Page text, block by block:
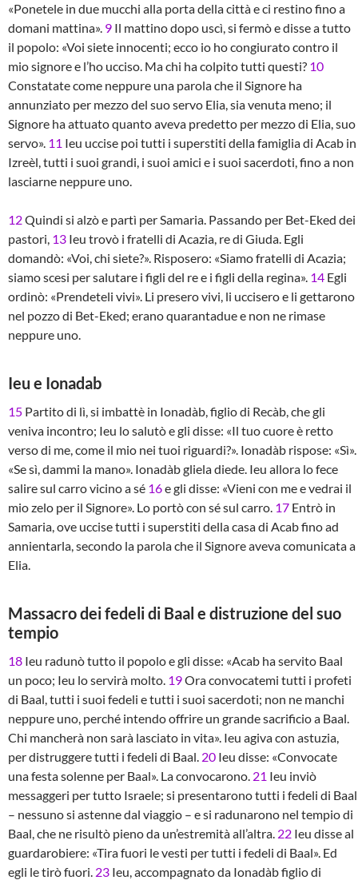
«Ponetele in due mucchi alla porta della città e ci restino fino a
domani mattina». 9 Il mattino dopo uscì, si fermò e disse a tutto
il popolo: «Voi siete innocenti; ecco io ho congiurato contro il
mio signore e l’ho ucciso. Ma chi ha colpito tutti questi? 10
Constatate come neppure una parola che il Signore ha
annunziato per mezzo del suo servo Elia, sia venuta meno; il
Signore ha attuato quanto aveva predetto per mezzo di Elia, suo
servo». 11 Ieu uccise poi tutti i superstiti della famiglia di Acab in
Izreèl, tutti i suoi grandi, i suoi amici e i suoi sacerdoti, fino a non
lasciarne neppure uno.
12Quindi si alzò e partì per Samaria. Passando per Bet-Eked dei
pastori, 13 Ieu trovò i fratelli di Acazia, re di Giuda. Egli
domandò: «Voi, chi siete?». Risposero: «Siamo fratelli di Acazia;
siamo scesi per salutare i figli del re e i figli della regina». 14 Egli
ordinò: «Prendeteli vivi». Li presero vivi, li uccisero e li gettarono
nel pozzo di Bet-Eked; erano quarantadue e non ne rimase
neppure uno.
Ieu e Ionadab
15 Partito di lì, si imbattè in Ionadàb, figlio di Recàb, che gli
veniva incontro; Ieu lo salutò e gli disse: «Il tuo cuore è retto
verso di me, come il mio nei tuoi riguardi?». Ionadàb rispose: «Sì».
«Se sì, dammi la mano». Ionadàb gliela diede. Ieu allora lo fece
salire sul carro vicino a sé 16e gli disse: «Vieni con me e vedrai il
mio zelo per il Signore». Lo portò con sé sul carro. 17 Entrò in
Samaria, ove uccise tutti i superstiti della casa di Acab fino ad
annientarla, secondo la parola che il Signore aveva comunicata a
Elia.
Massacro dei fedeli di Baal e distruzione del suo
tempio
18 Ieu radunò tutto il popolo e gli disse: «Acab ha servito Baal
un poco; Ieu lo servirà molto. 19Ora convocatemi tutti i profeti
di Baal, tutti i suoi fedeli e tutti i suoi sacerdoti; non ne manchi
neppure uno, perché intendo offrire un grande sacrificio a Baal.
Chi mancherà non sarà lasciato in vita». Ieu agiva con astuzia,
per distruggere tutti i fedeli di Baal. 20 Ieu disse: «Convocate
una festa solenne per Baal». La convocarono. 21 Ieu inviò
messaggeri per tutto Israele; si presentarono tutti i fedeli di Baal
– nessuno si astenne dal viaggio – e si radunarono nel tempio di
Baal, che ne risultò pieno da un’estremità all’altra. 22 Ieu disse al
guardarobiere: «Tira fuori le vesti per tutti i fedeli di Baal». Ed
egli le tirò fuori. 23 Ieu, accompagnato da Ionadàb figlio di